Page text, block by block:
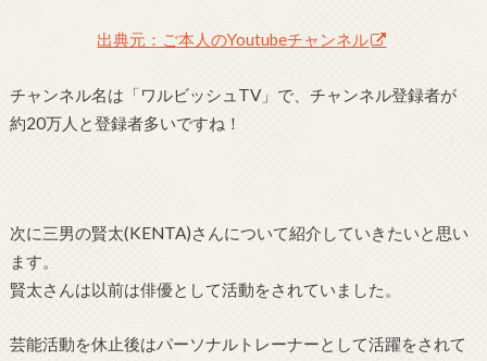
出典元：ご本人のYoutubeチャンネル
チャンネル名は「ワルビッシュTV」で、チャンネル登録者が
約20万人と登録者多いですね！
次に三男の賢太(KENTA)さんについて紹介していきたいと思い
ます。
賢太さんは以前は俳優として活動をされていました。
芸能活動を休止後はパーソナルトレーナーとして活躍をされて